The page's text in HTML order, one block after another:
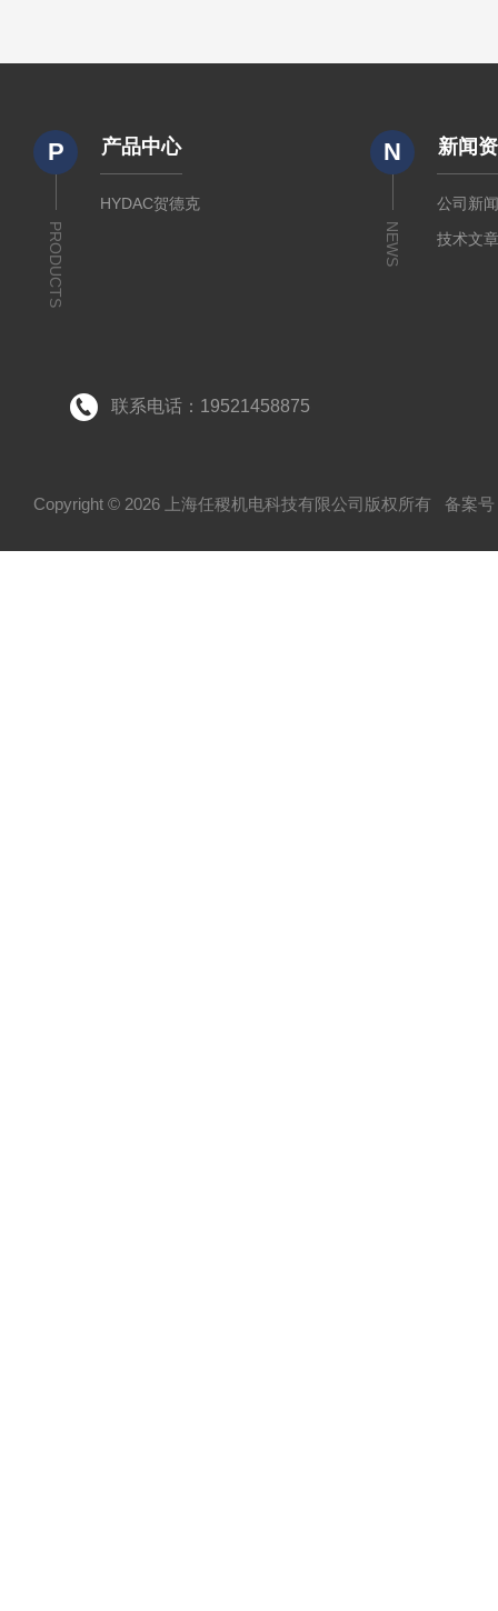
P
PRODUCTS
产品中心
HYDAC贺德克
N
NEWS
新闻
公司新
技术文
联系电话：19521458875
Copyright © 2026 上海任稷机电科技有限公司版权所有 备案号